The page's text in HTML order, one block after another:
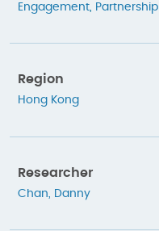
Engagement Partnership
Region
Hong Kong
Researcher
Chan, Danny